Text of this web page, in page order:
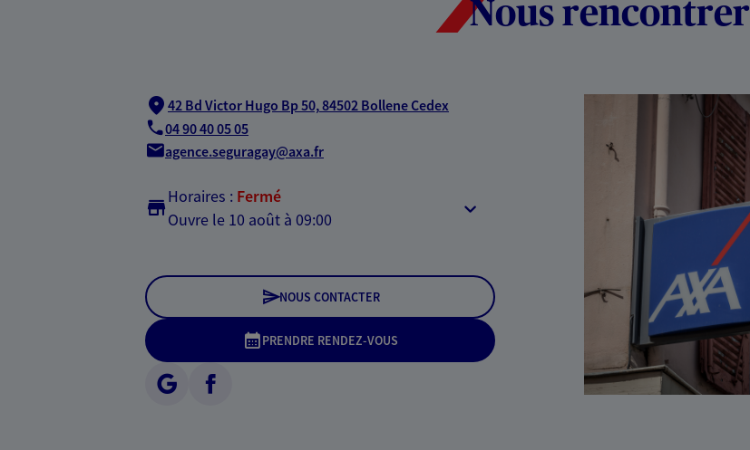
Nous rencontrer
42 Bd Victor Hugo Bp 50,84502 Bollene Cedex
04 90 40 05 05
agence.seguragay@axa.fr
Horaires : Fermé
Ouvre le 10 août à 09:00
NOUS CONTACTER
PRENDRE RENDEZ-VOUS